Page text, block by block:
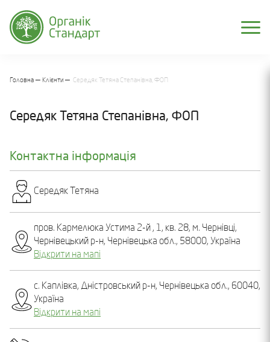
Головна Клієнти Середяк Тетяна Степанівна, ФОП
Середяк Тетяна Степанівна, ФОП
Контактна інформація
Середяк Тетяна
пров. Кармелюка Устима 2-й , 1, кв. 28, м. Чернівці,
Чернівецький р-н, Чернівецька обл., 58000, Україна
Відкрити на мапі
с. Каплівка, Дністровський р-н, Чернівецька обл., 60040,
Україна
Відкрити на мапі